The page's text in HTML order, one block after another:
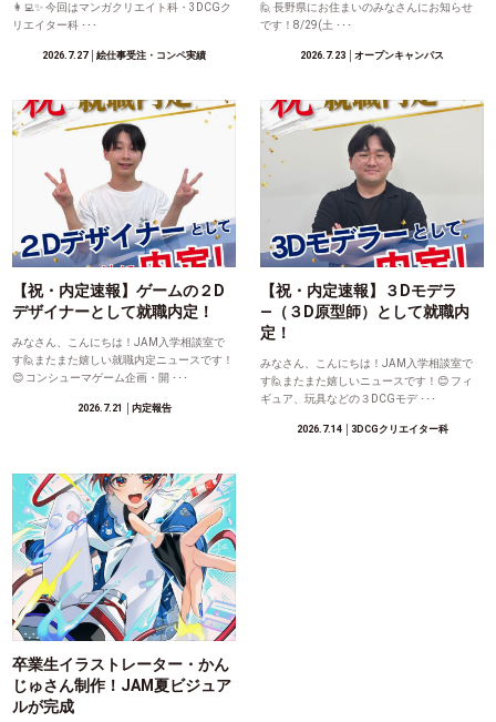
👩‍💻✨ 今回はマンガクリエイト科・3DCGク
リエイター科 ･･･
2026.7.27│絵仕事受注・コンペ実績
🙋 長野県にお住まいのみなさんにお知らせ
です！8/29(土 ･･･
2026.7.23 │オープンキャンパス
【祝・内定速報】ゲームの２D
デザイナーとして就職内定！
みなさん、こんにちは！JAM入学相談室で
す🙋またまた嬉しい就職内定ニュースです！
😊 コンシューマゲーム企画・開 ･･･
2026.7.21 │内定報告
【祝・内定速報】３Dモデラ
―（３D原型師）として就職内
定！
みなさん、こんにちは！JAM入学相談室で
す🙋またまた嬉しいニュースです！😊 フィ
ギュア、玩具などの３DCGモデ ･･･
2026.7.14│3DCGクリエイター科
卒業生イラストレーター・かん
じゅさん制作！JAM夏ビジュア
ルが完成